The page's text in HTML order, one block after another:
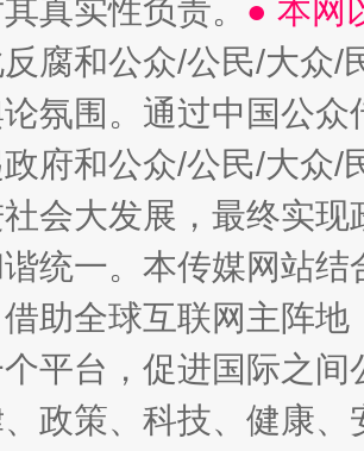
真实性负责。 ● 本网
反腐和公众/公民/大众
氛围。通过中国公
府和公众/公民/大众
会大发展，最终实
统一。本传媒网站
助全球互联网主阵
平台，促进国际之
政策、科技、健康